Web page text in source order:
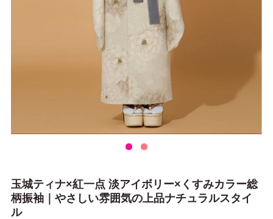
玉城ティナ×紅一点 淡アイボリー×くすみカラー総
柄振袖｜やさしい雰囲気の上品ナチュラルスタイ
ル